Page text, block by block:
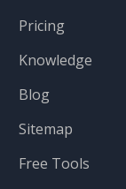
Pricing
Knowledge
Blog
Sitemap
Free Tools